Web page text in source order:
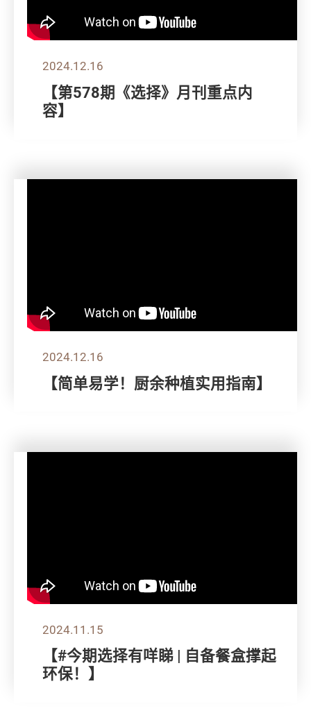
2024.12.16
【第578期《选择》月刊重点内
容】
2024.12.16
【简单易学！厨余种植实用指南】
2024.11.15
【#今期选择有咩睇 | 自备餐盒撑起
环保！】